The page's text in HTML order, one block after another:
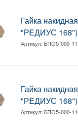
Гайка
"РЕДИУС
Артикул: БПО5-000-11
Гайка
"РЕДИУС
Артикул: БПО5-000-